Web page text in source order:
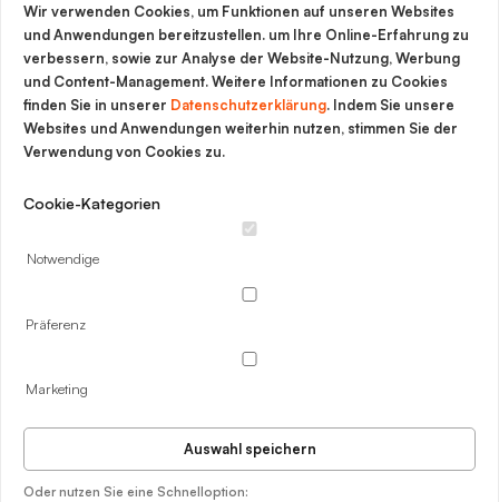
Software & Service für
Werkstoffinnovationen
Datenschutz
Wir verwenden Cookies, um Funktionen auf unseren Websites
und Anwendungen bereitzustellen. um Ihre Online-Erfahrung zu
verbessern, sowie zur Analyse der Website-Nutzung, Werbung
und Content-Management. Weitere Informationen zu Cookies
finden Sie in unserer Datenschutzerklärung. Indem Sie unsere
Websites und Anwendungen weiterhin nutzen, stimmen Sie der
Verwendung von Cookies zu.
Cookie-Kategorien
Notwendige
Präferenz
Marketing
Auswahl speichern
Oder nutzen Sie eine Schnelloption: